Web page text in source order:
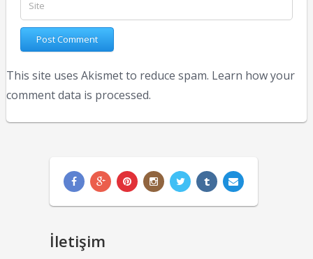
This site uses Akismet to reduce spam. Learn how your
comment data is processed.
İletişim